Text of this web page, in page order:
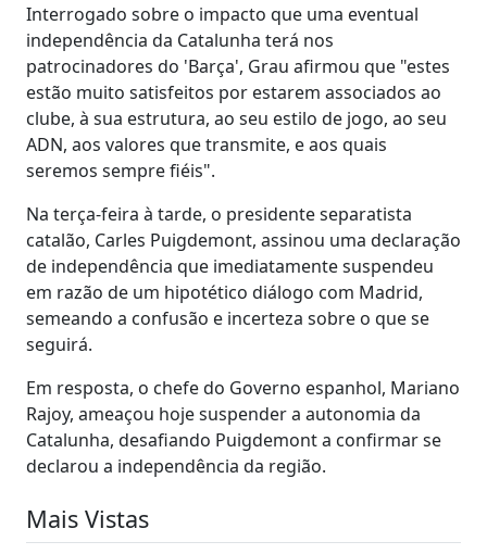
Interrogado sobre o impacto que uma eventual
independência da Catalunha terá nos
patrocinadores do 'Barça', Grau afirmou que "estes
estão muito satisfeitos por estarem associados ao
clube, à sua estrutura, ao seu estilo de jogo, ao seu
ADN, aos valores que transmite, e aos quais
seremos sempre fiéis".
Na terça-feira à tarde, o presidente separatista
catalão, Carles Puigdemont, assinou uma declaração
de independência que imediatamente suspendeu
em razão de um hipotético diálogo com Madrid,
semeando a confusão e incerteza sobre o que se
seguirá.
Em resposta, o chefe do Governo espanhol, Mariano
Rajoy, ameaçou hoje suspender a autonomia da
Catalunha, desafiando Puigdemont a confirmar se
declarou a independência da região.
Mais Vistas